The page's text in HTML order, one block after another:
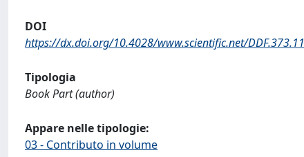
DOI
https://dx.doi.org/10.4028/www.scientific.net/DDF.373.11
Tipologia
Book Part (author)
Appare nelle tipologie:
03 - Contributo in volume